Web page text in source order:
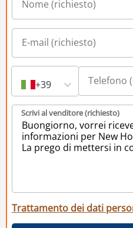
+39
Scrivi al venditore (richiesto)
Trattamento dei dati